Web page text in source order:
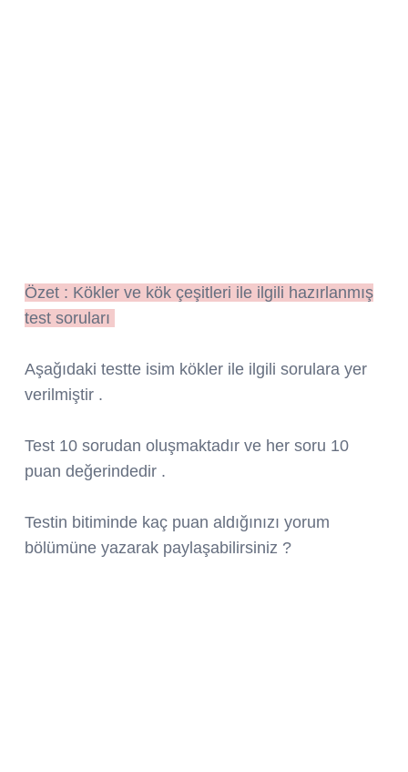
Özet : Kökler ve kök çeşitleri ile ilgili hazırlanmış
test soruları
Aşağıdaki testte isim kökler ile ilgili sorulara yer
verilmiştir .
Test 10 sorudan oluşmaktadır ve her soru 10
puan değerindedir .
Testin bitiminde kaç puan aldığınızı yorum
bölümüne yazarak paylaşabilirsiniz ?